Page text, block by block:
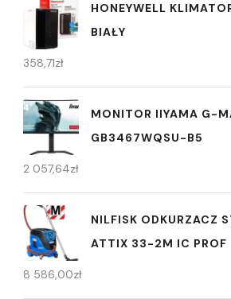
HONEYWELL
BIAŁY
358,71zł
MONITOR IIYAMA G-
GB3467WQSU-B5
2 057,64zł
NILFISK ODKURZACZ
ATTIX 33-2M IC PROF
8 586,00zł